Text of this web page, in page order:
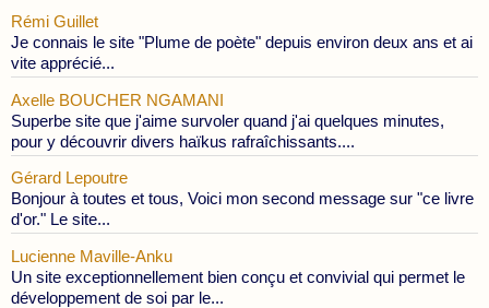
Rémi Guillet
Je connais le site "Plume de poète" depuis environ deux ans et ai
vite apprécié...
Axelle BOUCHER NGAMANI
Superbe site que j'aime survoler quand j'ai quelques minutes,
pour y découvrir divers haïkus rafraîchissants....
Gérard Lepoutre
Bonjour à toutes et tous, Voici mon second message sur "ce livre
d'or." Le site...
Lucienne Maville-Anku
Un site exceptionnellement bien conçu et convivial qui permet le
développement de soi par le...